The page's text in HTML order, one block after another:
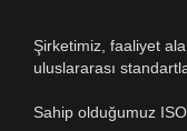
Şirketimiz, faaliyet
uluslararası
Sahip olduğumuz